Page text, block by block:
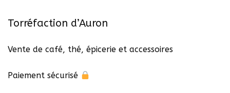
Torréfaction d’Auron
Vente de café, thé, épicerie et accessoires
Paiement sécurisé